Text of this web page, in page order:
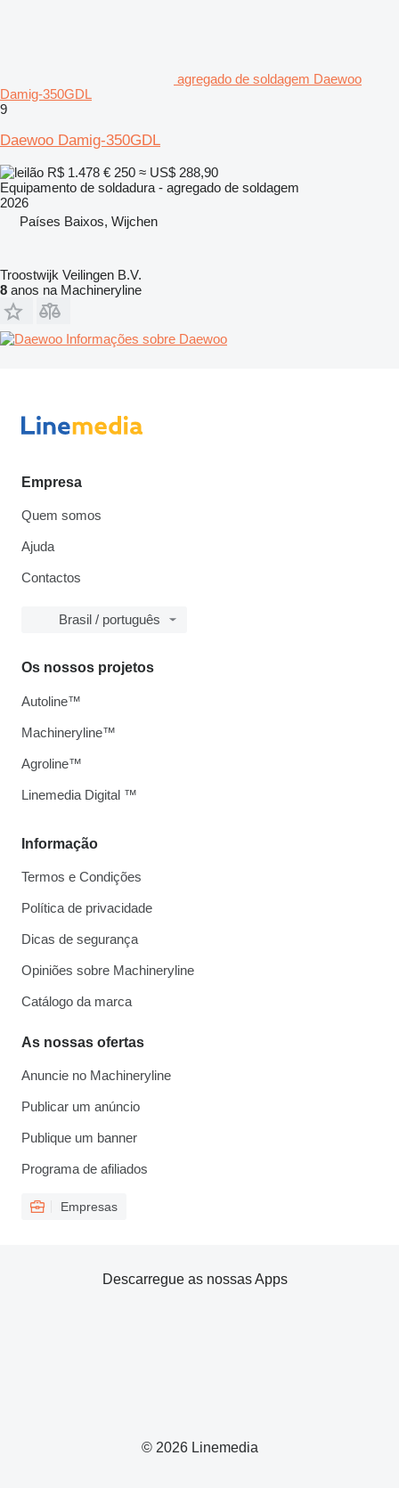
agregado de soldagem Daewoo
Damig-350GDL
9
Daewoo Damig-350GDL
R$ 1.478 € 250 ≈ US$ 288,90
Equipamento de soldadura - agregado de soldagem
2026
Países Baixos, Wijchen
Troostwijk Veilingen B.V.
8 anos na Machineryline
Informações sobre Daewoo
Empresa
Quem somos
Ajuda
Contactos
Brasil / português
Informação
Termos e Condições
Política de privacidade
Dicas de segurança
Opiniões sobre Machineryline
Catálogo da marca
As nossas ofertas
Anuncie no Machineryline
Publicar um anúncio
Publique um banner
Programa de afiliados
Empresas
Os nossos projetos
Autoline™
Machineryline™
Agroline™
Linemedia Digital ™
© 2026 Linemedia
Descarregue as nossas Apps